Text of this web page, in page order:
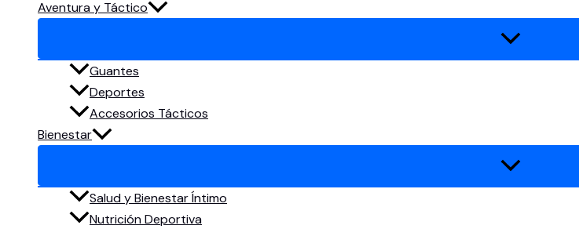
Aventura y Táctico
Guantes
Deportes
Accesorios Tácticos
Bienestar
Salud y Bienestar Íntimo
Nutrición Deportiva